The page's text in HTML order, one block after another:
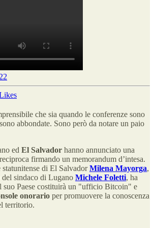
che sia quando le conferenze sono
abbondate. Sono però da notare un paio
ed El Salvador hanno annunciato una
firmando un memorandum d’intesa.
statunitense di El SalvadorMilena Mayorga,
del sindaco di Lugano Michele Foletti, ha
suo Paese costituirà un "ufficio Bitcoin" e
onorario per promuovere la conoscenza
territorio.